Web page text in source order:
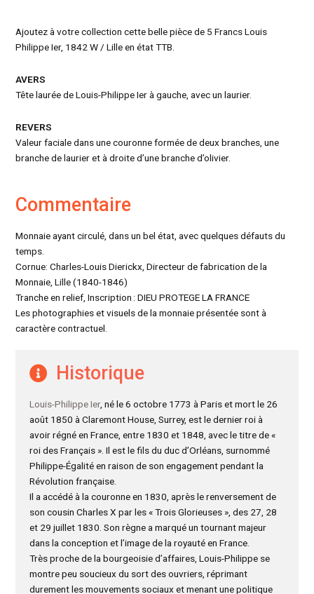
Ajoutez à votre collection cette belle pièce de 5 Francs Louis
Philippe Ier, 1842 W / Lille en état TTB.
AVERS
Tête laurée de Louis-Philippe Ier à gauche, avec un laurier.
REVERS
Valeur faciale dans une couronne formée de deux branches, une
branche de laurier et à droite d’une branche d’olivier.
Commentaire
Monnaie ayant circulé, dans un bel état, avec quelques défauts du
temps.
Cornue: Charles-Louis Dierickx, Directeur de fabrication de la
Monnaie, Lille (1840-1846)
Tranche en relief, Inscription : DIEU PROTEGE LA FRANCE
Les photographies et visuels de la monnaie présentée sont à
caractère contractuel.
Historique
Louis-Philippe Ier, né le 6 octobre 1773 à Paris et mort le 26
août 1850 à Claremont House, Surrey, est le dernier roi à
avoir régné en France, entre 1830 et 1848, avec le titre de «
roi des Français ». Il est le fils du duc d’Orléans, surnommé
Philippe-Égalité en raison de son engagement pendant la
Révolution française.
Il a accédé à la couronne en 1830, après le renversement de
son cousin Charles X par les « Trois Glorieuses », des 27, 28
et 29 juillet 1830. Son règne a marqué un tournant majeur
dans la conception et l’image de la royauté en France.
Très proche de la bourgeoisie d’affaires, Louis-Philippe se
montre peu soucieux du sort des ouvriers, réprimant
durement les mouvements sociaux et menant une politique